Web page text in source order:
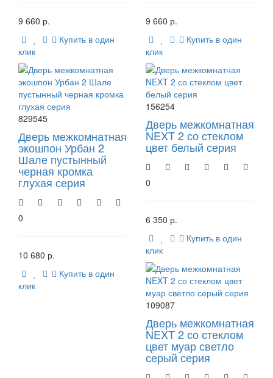
9 660 р.
Купить в один
клик
9 660 р.
Купить в один
клик
829545
Дверь межкомнатная
экошпон Урбан 2
Шале пустынный
черная кромка
глухая серия
0
10 680 р.
Купить в один
клик
156254
Дверь межкомнатная
NEXT 2 со стеклом
цвет белый серия
0
6 350 р.
Купить в один
клик
109087
Дверь межкомнатная
NEXT 2 со стеклом
цвет муар светло
серый серия